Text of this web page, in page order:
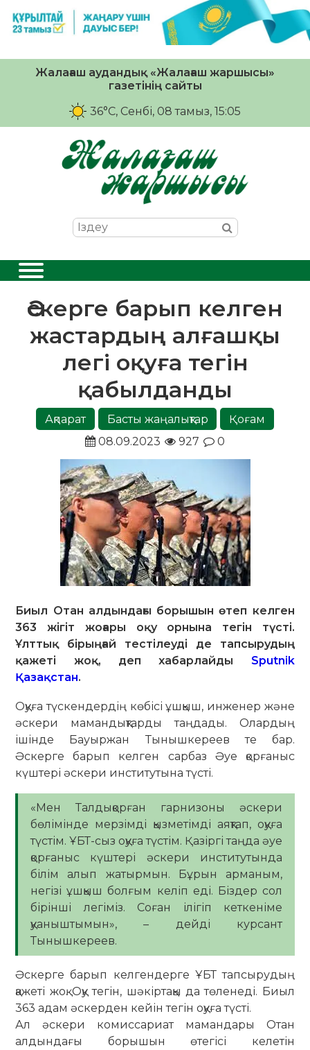
Жалағаш аудандық «Жалағаш жаршысы»
газетінің сайты
36°C, Сенбі, 08 тамыз, 15:05
Әскерге барып келген
жастардың алғашқы
легі оқуға тегін
қабылданды
Ақпарат Басты жаңалықтар
Қоғам
08.09.2023
927 0
Биыл Отан алдындағы борышын өтеп келген
363 жігіт жоғары оқу орнына тегін түсті.
Ұлттық бірыңғай тестілеуді де тапсырудың
қажеті жоқ, деп хабарлайды Sputnik
Қазақстан.
Оқуға түскендердің көбісі ұшқыш, инженер және
әскери мамандықтарды таңдады. Олардың
ішінде Бауыржан Тынышкереев те бар.
Әскерге барып келген сарбаз Әуе қорғаныс
күштері әскери институтына түсті.
«Мен Талдықорған гарнизоны әскери
бөлімінде мерзімді қызметімді аяқтап, оқуға
түстім. ҰБТ-сыз оқуға түстім. Қазіргі таңда әуе
қорғаныс күштері әскери институтында
білім алып жатырмын. Бұрын арманым,
негізі ұшқыш болғым келіп еді. Біздер сол
бірінші легіміз. Соған ілігіп кеткеніме
қуаныштымын», – дейді курсант
Тынышкереев.
Әскерге барып келгендерге ҰБТ тапсырудың
қажеті жоқ. Оқу тегін, шәкіртақы да төленеді. Биыл
363 адам әскерден кейін тегін оқуға түсті.
Ал әскери комиссариат мамандары Отан
алдындағы борышын өтегісі келетін